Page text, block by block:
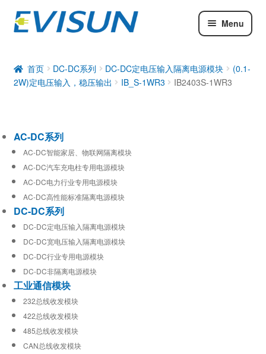
Menu
DC-DC系列
工业通信模块
首页 DC-DC系列 DC-DC定电压输入隔离电源模块
(0.1-
2W)定电压输入，稳压输出
IB_S-1WR3 IB2403S-1WR3
AC-DC系列
AC-DC智能家居、物联网隔离模块
AC-DC汽车充电柱专用电源模块
AC-DC电力行业专用电源模块
AC-DC高性能标准隔离电源模块
DC-DC系列
DC-DC定电压输入隔离电源模块
DC-DC宽电压输入隔离电源模块
DC-DC行业专用电源模块
DC-DC非隔离电源模块
工业通信模块
232总线收发模块
422总线收发模块
485总线收发模块
CAN总线收发模块